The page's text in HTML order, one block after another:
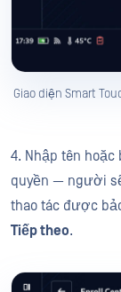
Giao diện Smart
4. Nhập tên
quyền — người
thao tác được
Tiếp theo.